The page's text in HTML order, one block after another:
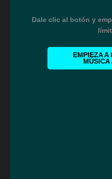
Dale clic al botón y
EMPIEZA A
MÚSICA